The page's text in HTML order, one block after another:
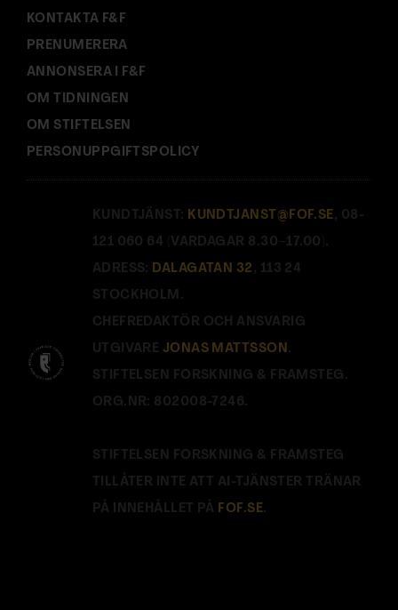
KONTAKTA F&F
PRENUMERERA
ANNONSERA I F&F
OM TIDNINGEN
OM STIFTELSEN
PERSONUPPGIFTSPOLICY
KUNDTJÄNST: KUNDTJANST@FOF.SE , 08-
121 060 64 (VARDAGAR 8.30–17.00).
ADRESS: DALAGATAN 32 , 113 24
STOCKHOLM.
CHEFREDAKTÖR OCH ANSVARIG
UTGIVARE JONAS MATTSSON .
STIFTELSEN FORSKNING & FRAMSTEG.
ORG.NR: 802008-7246.
STIFTELSEN FORSKNING & FRAMSTEG
TILLÅTER INTE ATT AI-TJÄNSTER TRÄNAR
PÅ INNEHÅLLET PÅ FOF.SE.